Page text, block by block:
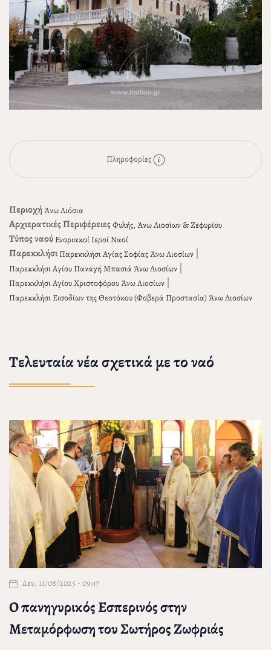
Πληροφορίες
ΠεριοχήΆνω Λιόσια
Αρχιερατικές ΠεριφέρειεςΦυλής, Άνω Λιοσίων & Ζεφυρίου
Τύπος ναού Ενοριακοί Ιεροί Ναοί
Παρεκκλήσι Παρεκκλήσι Αγίας Σοφίας Άνω Λιοσίων
Παρεκκλήσι Αγίου Παναγή Μπασιά Άνω Λιοσίων
Παρεκκλήσι Αγίου Χριστοφόρου Άνω Λιοσίων
Παρεκκλήσι Εισοδίων της Θεοτόκου (Φοβερά Προστασία) Άνω Λιοσίων
Τελευταία νέα σχετικά με το ναό
Δευ, 11/08/2025 - 09:47
Ο πανηγυρικός Εσπερινός στην
Μεταμόρφωση του Σωτήρος Ζωφριάς